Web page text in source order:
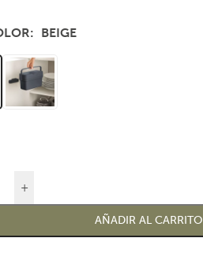
BEIGE
+
AÑADIR AL CARRITO